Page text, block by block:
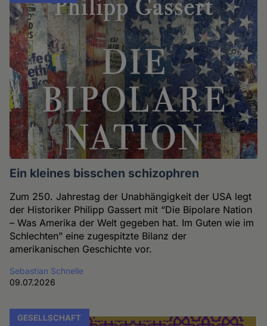
Ein kleines bisschen schizophren
Zum 250. Jahrestag der Unabhängigkeit der USA legt
der Historiker Philipp Gassert mit “Die Bipolare Nation
– Was Amerika der Welt gegeben hat. Im Guten wie im
Schlechten” eine zugespitzte Bilanz der
amerikanischen Geschichte vor.
Sebastian Schnelle
09.07.2026
GESELLSCHAFT